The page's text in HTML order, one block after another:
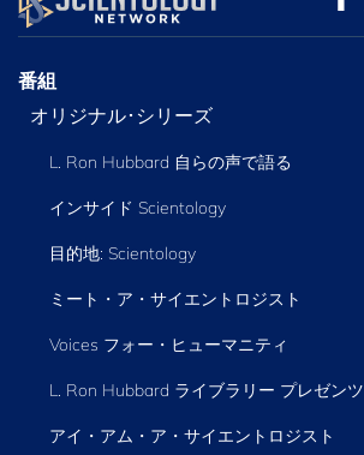
番組
オリジナル･シリーズ
L. Ron Hubbard 自らの声で語る
インサイド Scientology
目的地: Scientology
ミート・ア・サイエントロジスト
Voices フォー・ヒューマニティ
L. Ron Hubbard ライブラリー プレゼンツ
アイ・アム・ア・サイエントロジスト